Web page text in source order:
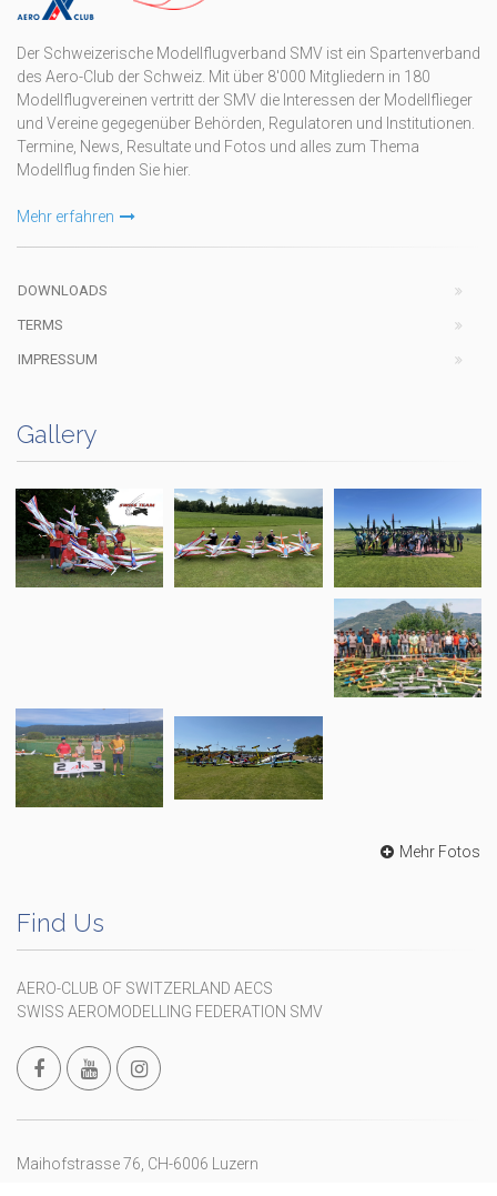
Der Schweizerische Modellflugverband SMV ist ein Spartenverband
des Aero-Club der Schweiz. Mit über 8'000 Mitgliedern in 180
Modellflugvereinen vertritt der SMV die Interessen der Modellflieger
und Vereine gegegenüber Behörden, Regulatoren und Institutionen.
Termine, News, Resultate und Fotos und alles zum Thema
Modellflug finden Sie hier.
Mehr erfahren
DOWNLOADS
TERMS
IMPRESSUM
Gallery
Mehr Fotos
Find Us
AERO-CLUB OF SWITZERLAND AECS
SWISS AEROMODELLING FEDERATION SMV
Maihofstrasse 76, CH-6006 Luzern